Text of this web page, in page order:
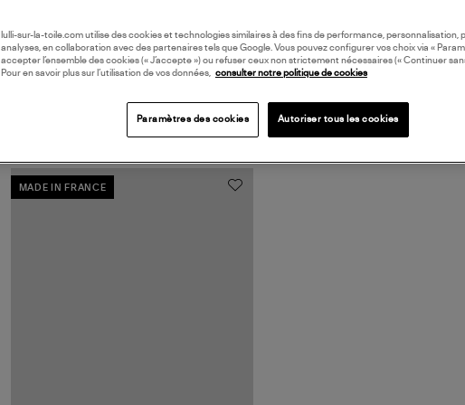
MADE IN FRANCE
lulli-sur-la-toile.com utilise des cookies et technologies similaires à des fins de performance, personnalisation,
analyses, en collaboration avec des partenaires tels que Google. Vous pouvez configurer vos choix via «
accepter l’ensemble des cookies (« J’accepte ») ou refuser ceux non strictement nécessaires (« Continuer
Pour en savoir plus sur l’utilisation de vos données, consulter notre politique de cookies
Paramètres des cookies Autoriser tous les cookies